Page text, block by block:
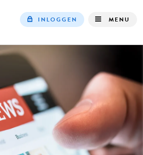
INLOGGEN MENU